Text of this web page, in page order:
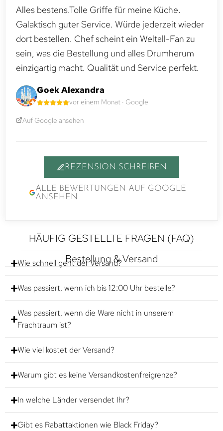
Alles bestens.Tolle Griffe für meine Küche.
Galaktisch guter Service. Würde jederzeit wieder
dort bestellen. Chef scheint ein Weltall-Fan zu
sein, was die Bestellung und alles Drumherum
einzigartig macht. Qualität und Service perfekt.
Goek Alexandra
vor einem Monat · Google
Auf Google ansehen
REZENSION SCHREIBEN
ALLE BEWERTUNGEN AUF GOOGLE
ANSEHEN
HÄUFIG GESTELLTE FRAGEN (FAQ)
Bestellung & Versand
Wie schnell geht der Versand?
Was passiert, wenn ich bis 12:00 Uhr bestelle?
Was passiert, wenn die Ware nicht in unserem
Frachtraum ist?
Wie viel kostet der Versand?
Warum gibt es keine Versandkostenfreigrenze?
In welche Länder versendet Ihr?
Gibt es Rabattaktionen wie Black Friday?